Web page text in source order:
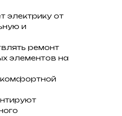
электрику от
и
ремонт
элементов на
комфортной